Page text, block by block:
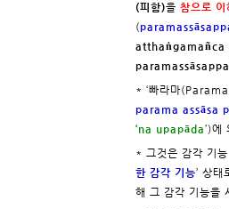
(피함)을 참으로 이
(
atthaṅgamañca
* ‘빠라마
parama assāsa
‘na upapāda’)에
* 그것은 감각 기능
한 감각 기능’ 상
해 그 감각 기능을